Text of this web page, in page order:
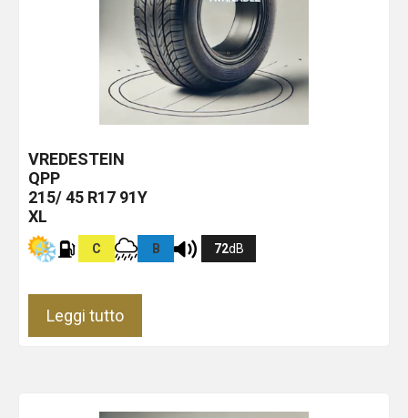
VREDESTEIN
QPP
215/ 45 R17 91Y
XL
C B 72dB
Leggi tutto